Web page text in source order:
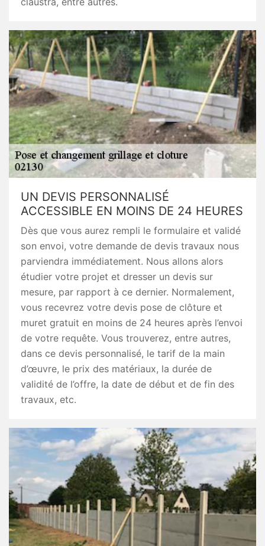
UN DEVIS PERSONNALISÉ
ACCESSIBLE EN MOINS DE 24 HEURES
Dès que vous aurez rempli le formulaire et validé
son envoi, votre demande de devis travaux nous
parviendra immédiatement. Nous allons alors
étudier votre projet et dresser un devis sur
mesure, par rapport à ce dernier. Normalement,
vous recevrez votre devis pose de clôture et
muret gratuit en moins de 24 heures après l’envoi
de votre requête. Vous trouverez, entre autres,
dans ce devis personnalisé, le tarif de la main
d’œuvre, le prix des matériaux, la durée de
validité de l’offre, la date de début et de fin des
travaux, etc.